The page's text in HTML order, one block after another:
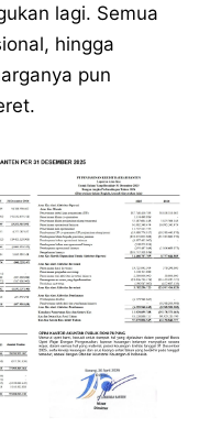
lagi. Semua
hingga
pun